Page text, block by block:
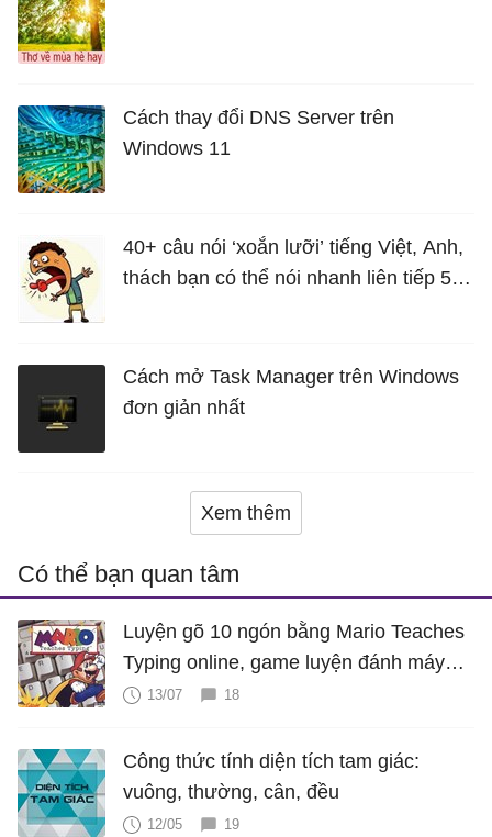
Cách thay đổi DNS Server trên
Windows 11
40+ câu nói ‘xoắn lưỡi’ tiếng Việt, Anh,
thách bạn có thể nói nhanh liên tiếp 5
Cách mở Task Manager trên Windows
đơn giản nhất
Xem thêm
Có thể bạn quan tâm
Luyện gõ 10 ngón bằng Mario Teaches
Typing online, game luyện đánh máy
cực hấp dẫn
13/07 18
Công thức tính diện tích tam giác:
vuông, thường, cân, đều
12/05 19